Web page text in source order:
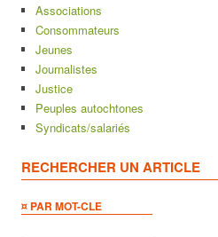
Associations
Consommateurs
Jeunes
Journalistes
Justice
Peuples autochtones
Syndicats/salariés
RECHERCHER UN ARTICLE
¤ PAR MOT-CLE